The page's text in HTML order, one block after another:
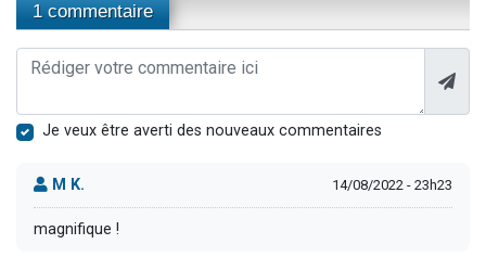
1 commentaire
Je veux être averti des nouveaux commentaires
M K. 14/08/2022 - 23h23
magnifique !